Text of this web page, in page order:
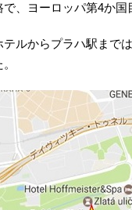
、ヨーロッパ第4か国
テルからプラハ駅まで